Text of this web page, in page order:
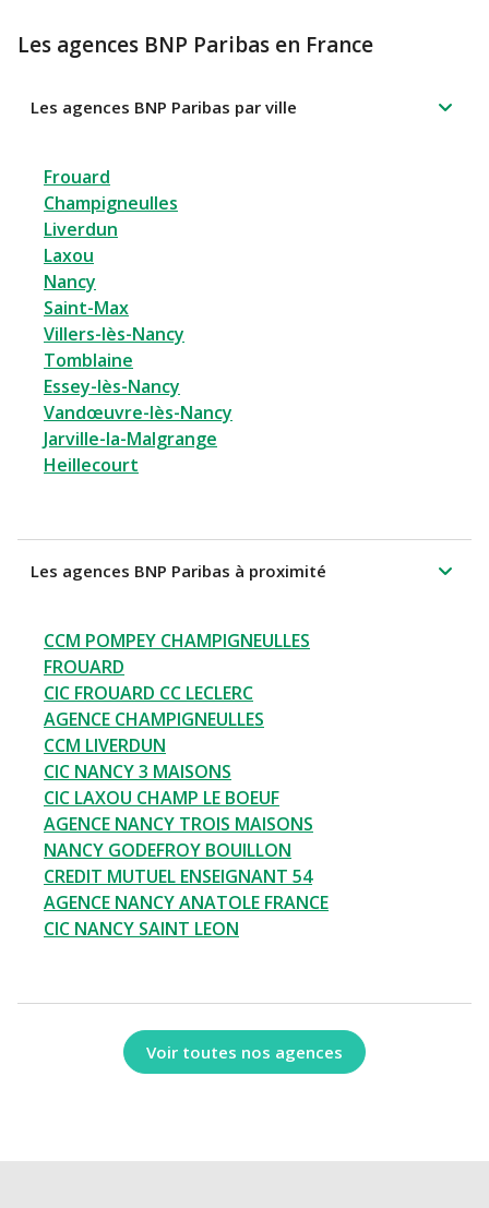
Les agences BNP Paribas en France
Les agences BNP Paribas par ville
Frouard
Champigneulles
Liverdun
Laxou
Nancy
Saint-Max
Villers-lès-Nancy
Tomblaine
Essey-lès-Nancy
Vandœuvre-lès-Nancy
Jarville-la-Malgrange
Heillecourt
Les agences BNP Paribas à proximité
CCM POMPEY CHAMPIGNEULLES
FROUARD
CIC FROUARD CC LECLERC
AGENCE CHAMPIGNEULLES
CCM LIVERDUN
CIC NANCY 3 MAISONS
CIC LAXOU CHAMP LE BOEUF
AGENCE NANCY TROIS MAISONS
NANCY GODEFROY BOUILLON
CREDIT MUTUEL ENSEIGNANT 54
AGENCE NANCY ANATOLE FRANCE
CIC NANCY SAINT LEON
Voir toutes nos agences